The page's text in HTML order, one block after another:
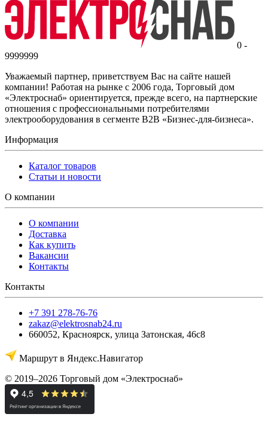
0 -
9999999
Уважаемый партнер, приветствуем Вас на сайте нашей
компании! Работая на рынке с 2006 года, Торговый дом
«Электроснаб» ориентируется, прежде всего, на партнерские
отношения с профессиональными потребителями
электрооборудования в сегменте B2B «Бизнес-для-бизнеса».
Информация
Каталог товаров
Статьи и новости
О компании
О компании
Доставка
Как купить
Вакансии
Контакты
Контакты
+7 391 278-76-76
zakaz@elektrosnab24.ru
660052, Красноярск, улица Затонская, 46с8
Маршрут в Яндекс.Навигатор
© 2019–2026 Торговый дом «Электроснаб»